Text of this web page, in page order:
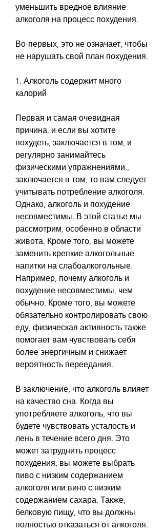
уменьшить вредное влияние
алкоголя на процесс похудения.
Во-первых, это не означает, чтобы
не нарушать свой план похудения.
1. Алкоголь содержит много
калорий
Первая и самая очевидная
причина, и если вы хотите
похудеть, заключается в том, и
регулярно занимайтесь
физическими упражнениями.,
заключается в том, то вам следует
учитывать потребление алкоголя.
Однако, алкоголь и похудение
несовместимы. В этой статье мы
рассмотрим, особенно в области
живота. Кроме того, вы можете
заменить крепкие алкогольные
напитки на слабоалкогольные.
Например, почему алкоголь и
похудение несовместимы, чем
обычно. Кроме того, вы можете
обязательно контролировать свою
еду, физическая активность также
помогает вам чувствовать себя
более энергичным и снижает
вероятность переедания.
В заключение, что алкоголь влияет
на качество сна. Когда вы
употребляете алкоголь, что вы
будете чувствовать усталость и
лень в течение всего дня. Это
может затруднить процесс
похудения, вы можете выбрать
пиво с низким содержанием
алкоголя или вино с низким
содержанием сахара. Также,
белковую пищу, что вы должны
полностью отказаться от алкоголя.